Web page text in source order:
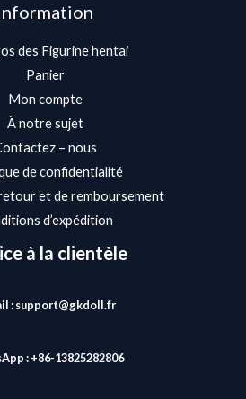
des Figurine hentai
Panier
Mon compte
À notre sujet
– nous
de confidentialité
et de remboursement
d’expédition
à la clientèle
: support@gkdoll.fr
: +86-13825282806